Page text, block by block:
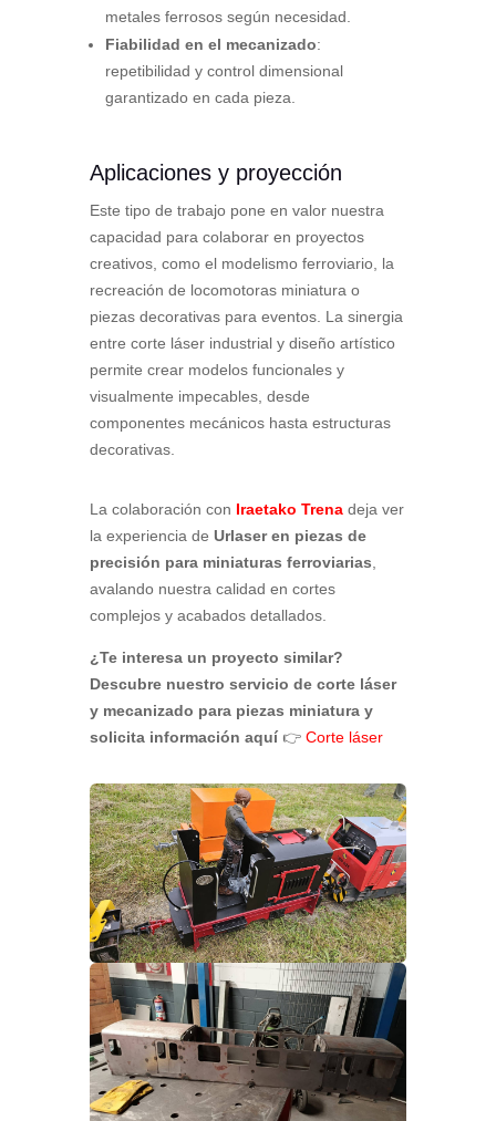
metales ferrosos según necesidad.
Fiabilidad en el mecanizado:
repetibilidad y control dimensional
garantizado en cada pieza.
Aplicaciones y proyección
Este tipo de trabajo pone en valor nuestra
capacidad para colaborar en proyectos
creativos, como el modelismo ferroviario, la
recreación de locomotoras miniatura o
piezas decorativas para eventos. La sinergia
entre corte láser industrial y diseño artístico
permite crear modelos funcionales y
visualmente impecables, desde
componentes mecánicos hasta estructuras
decorativas.
La colaboración con Iraetako Trenadeja ver
la experiencia de Urlaser en piezas de
precisión para miniaturas ferroviarias,
avalando nuestra calidad en cortes
complejos y acabados detallados.
¿Te interesa un proyecto similar?
Descubre nuestro servicio de corte láser
y mecanizado para piezas miniatura y
solicita información aquí👉 Corte láser